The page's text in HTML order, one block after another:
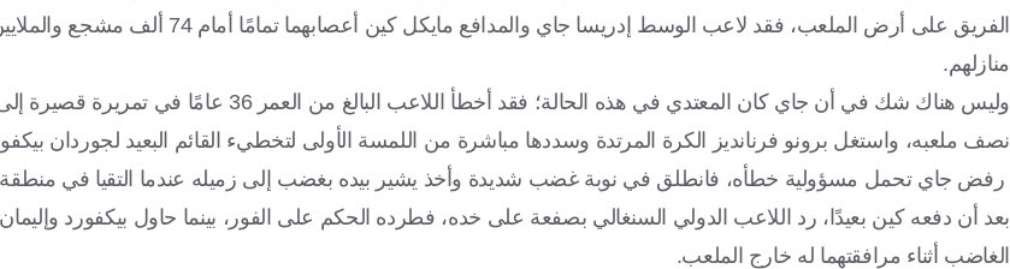
الفريق على أرض الملعب، فقد لاعب الوسط إدريسا جاي
منازلهم.
وليس هناك شك في أن جاي كان المعتدي في هذه الحالة؛ فقد أخطأ اللاعب
نصف ملعبه، واستغل برونو فرنانديز الكرة المرتدة وسددها مباشرة من اللمسة الأولى لتخطيء القائم البعيد لجوردان
رفض جاي تحمل مسؤولية خطأه، فانطلق في نوبة غضب شديدة وأخذ يشير بيده بغضب إلى زميله عندما التقيا في منطقة
بعد أن دفعه كين بعيدًا، رد اللاعب الدولي السنغالي بصفعة على خده، فطرده الحكم على الفور، بينما حاول بيكفورد وإليمان
الغاضب أثناء مرافقتهما له خارج الملعب.